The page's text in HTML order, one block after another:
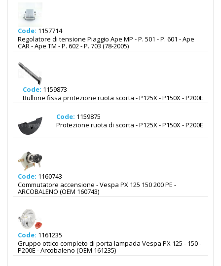
Code: 1157714
Regolatore di tensione Piaggio Ape MP - P. 501 - P. 601 - Ape
CAR - Ape TM - P. 602 - P. 703 (78-2005)
Code: 1159873
Bullone fissa protezione ruota scorta - P125X - P150X - P200E
Code: 1159875
Protezione ruota di scorta - P125X - P150X - P200E
Code: 1160743
Commutatore accensione - Vespa PX 125 150 200 PE -
ARCOBALENO (OEM 160743)
Code: 1161235
Gruppo ottico completo di porta lampada Vespa PX 125 - 150 -
P200E - Arcobaleno (OEM 161235)